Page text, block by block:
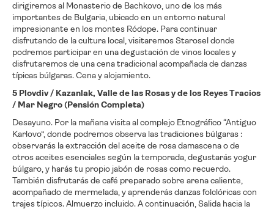
dirigiremos al Monasterio de Bachkovo, uno de los más
importantes de Bulgaria, ubicado en un entorno natural
impresionante en los montes Ródope. Para continuar
disfrutando de la cultura local, visitaremos Starosel donde
podremos participar en una degustación de vinos locales y
disfrutaremos de una cena tradicional acompañada de danzas
típicas búlgaras. Cena y alojamiento.
5 Plovdiv / Kazanlak, Valle de las Rosas y de los Reyes Tracios
/ Mar Negro (Pensión Completa)
Desayuno. Por la mañana visita al complejo Etnográfico “Antiguo
Karlovo”, donde podremos observa las tradiciones búlgaras :
observarás la extracción del aceite de rosa damascena o de
otros aceites esenciales según la temporada, degustarás yogur
búlgaro, y harás tu propio jabón de rosas como recuerdo.
También disfrutarás de café preparado sobre arena caliente,
acompañado de mermelada, y aprenderás danzas folclóricas con
trajes típicos. Almuerzo incluido. A continuación, Salida hacia la